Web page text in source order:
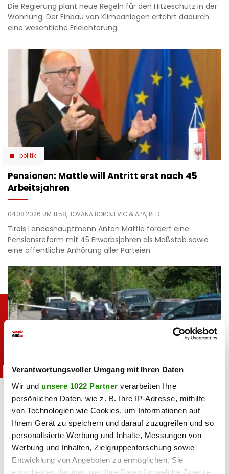
Verantwortungsvoller Umgang mit Ihren Daten
Wir und unsere 1022 Partner verarbeiten Ihre
persönlichen Daten, wie z. B. Ihre IP-Adresse, mithilfe
von Technologien wie Cookies, um Informationen auf
Ihrem Gerät zu speichern und darauf zuzugreifen und so
personalisierte Werbung und Inhalte, Messungen von
Werbung und Inhalten, Zielgruppenforschung sowie
Entwicklung von Angeboten zu ermöglichen. Sie
entscheiden darüber, wer Ihre Daten für welche Zwecke
Die Regierung plant neue Regeln für den Hitzeschutz in der
Wohnung. Der Einbau von Klimaanlagen erfährt dadurch
eine wesentliche Erleichterung.
politik
Pensionen: Mattle will Antritt erst nach 45
Arbeitsjahren
04.08.2026 UM 11:58, JOVANA BOROJEVIC & APA, RED
Tirols Landeshauptmann Anton Mattle fordert eine
Pensionsreform mit 45 Erwerbsjahren als Maßstab sowie
eine öffentliche Anhörung aller Parteien.
chronik
Langenzersdorf: Kampfsportler nennt Schock-
Mordmotiv
07.08.2026 UM 12:19,MARCEL TOIFL
Nach dem Mord in Langenzersdorf gibt es Gewissheit über
die Hintergründe der Tat. Der tatverdächtige Kampfsportler
nannte als Motiv reinen Schwulenhass.